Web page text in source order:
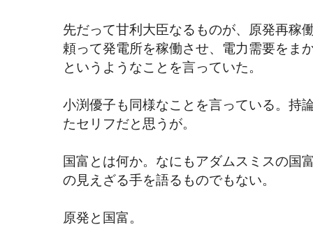
先だって甘利大臣なるものが、原発再稼
頼って発電所を稼働させ、電力需要をま
というようなことを言っていた。
小渕優子も同様なことを言っている。持
たセリフだと思うが。
国富とは何か。なにもアダムスミスの国
の見えざる手を語るものでもない。
原発と国富。